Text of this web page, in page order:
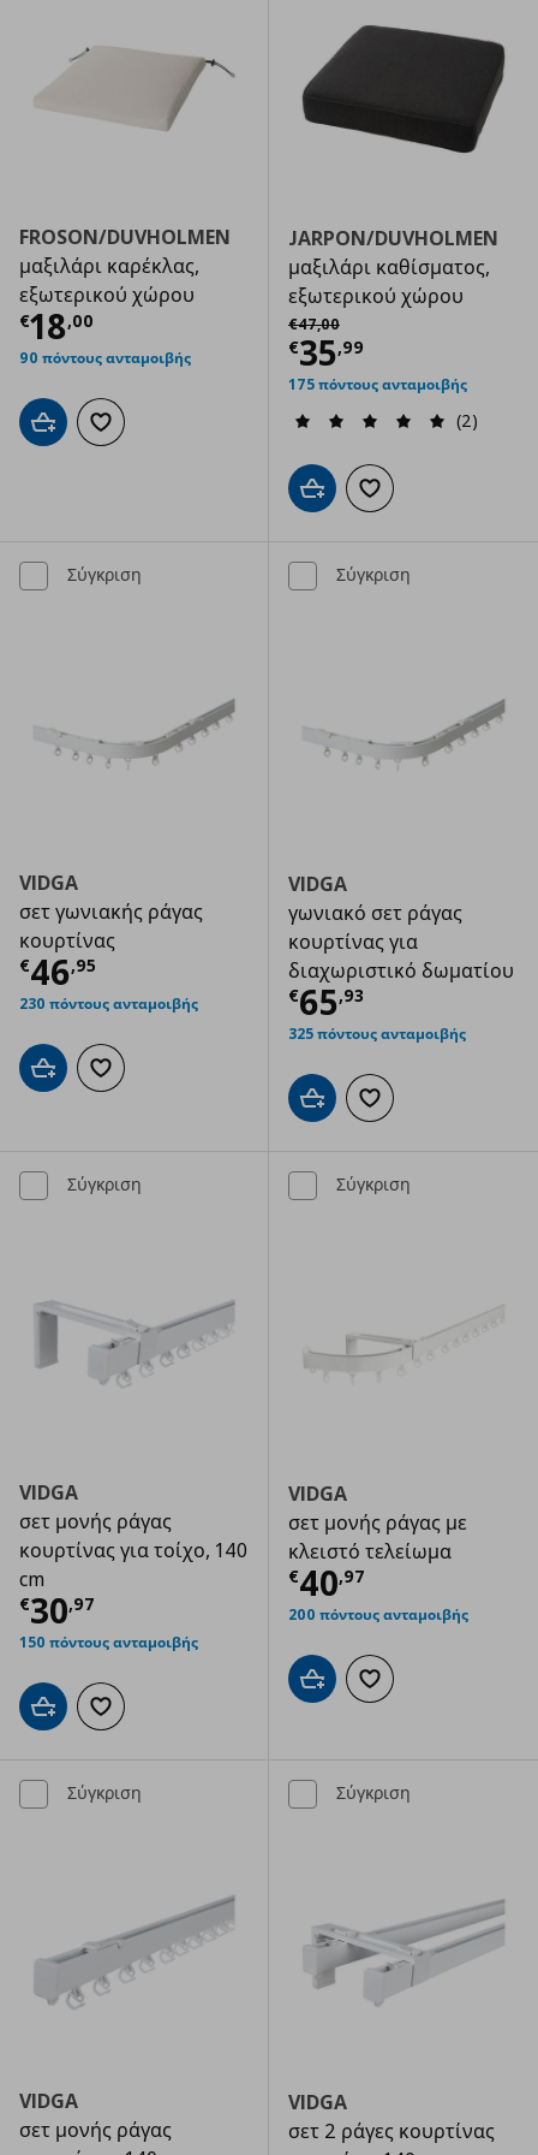
FROSON/DUVHOLMEN
μαξιλάρι καρέκλας,
εξωτερικού χώρου
€18,00
Τρέχουσα τιμή € 18,00
90 πόντους ανταμοιβής
Προσθήκη στο καλάθι
Προσθήκη στα αγαπημένα
JARPON/DUVHOLMEN
μαξιλάρι καθίσματος,
εξωτερικού χώρου
€47,00
Αρχική τιμή
€35,99
Τρέχουσα
175 πόντους ανταμοιβής
(2)
Προσθήκη στο καλάθι
Προσθήκη στα
Σύγκριση
VIDGA
σετ γωνιακής ράγας
κουρτίνας
€46,95
Τρέχουσα τιμή € 46,95
230 πόντους ανταμοιβής
Προσθήκη στο καλάθι
Προσθήκη στα αγαπημένα
Σύγκριση
VIDGA
γωνιακό σετ ράγας
κουρτίνας για
διαχωριστικό δωματίου
€65,93
Τρέχουσα
325 πόντους ανταμοιβής
Προσθήκη στο καλάθι
Προσθήκη στα
Σύγκριση
VIDGA
σετ μονής ράγας
κουρτίνας για τοίχο, 140
cm
€30,97
Τρέχουσα τιμή € 30,97
150 πόντους ανταμοιβής
Προσθήκη στο καλάθι
Προσθήκη στα αγαπημένα
Σύγκριση
VIDGA
σετ μονής ράγας με
κλειστό τελείωμα
€40,97
Τρέχουσα
200 πόντους ανταμοιβής
Προσθήκη στο καλάθι
Προσθήκη στα
Σύγκριση
VIDGA
σετ μονής ράγας
Σύγκριση
VIDGA
σετ 2 ράγες κουρτίνας